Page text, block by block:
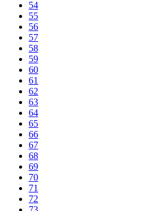
54
55
56
57
58
59
60
61
62
63
64
65
66
67
68
69
70
71
72